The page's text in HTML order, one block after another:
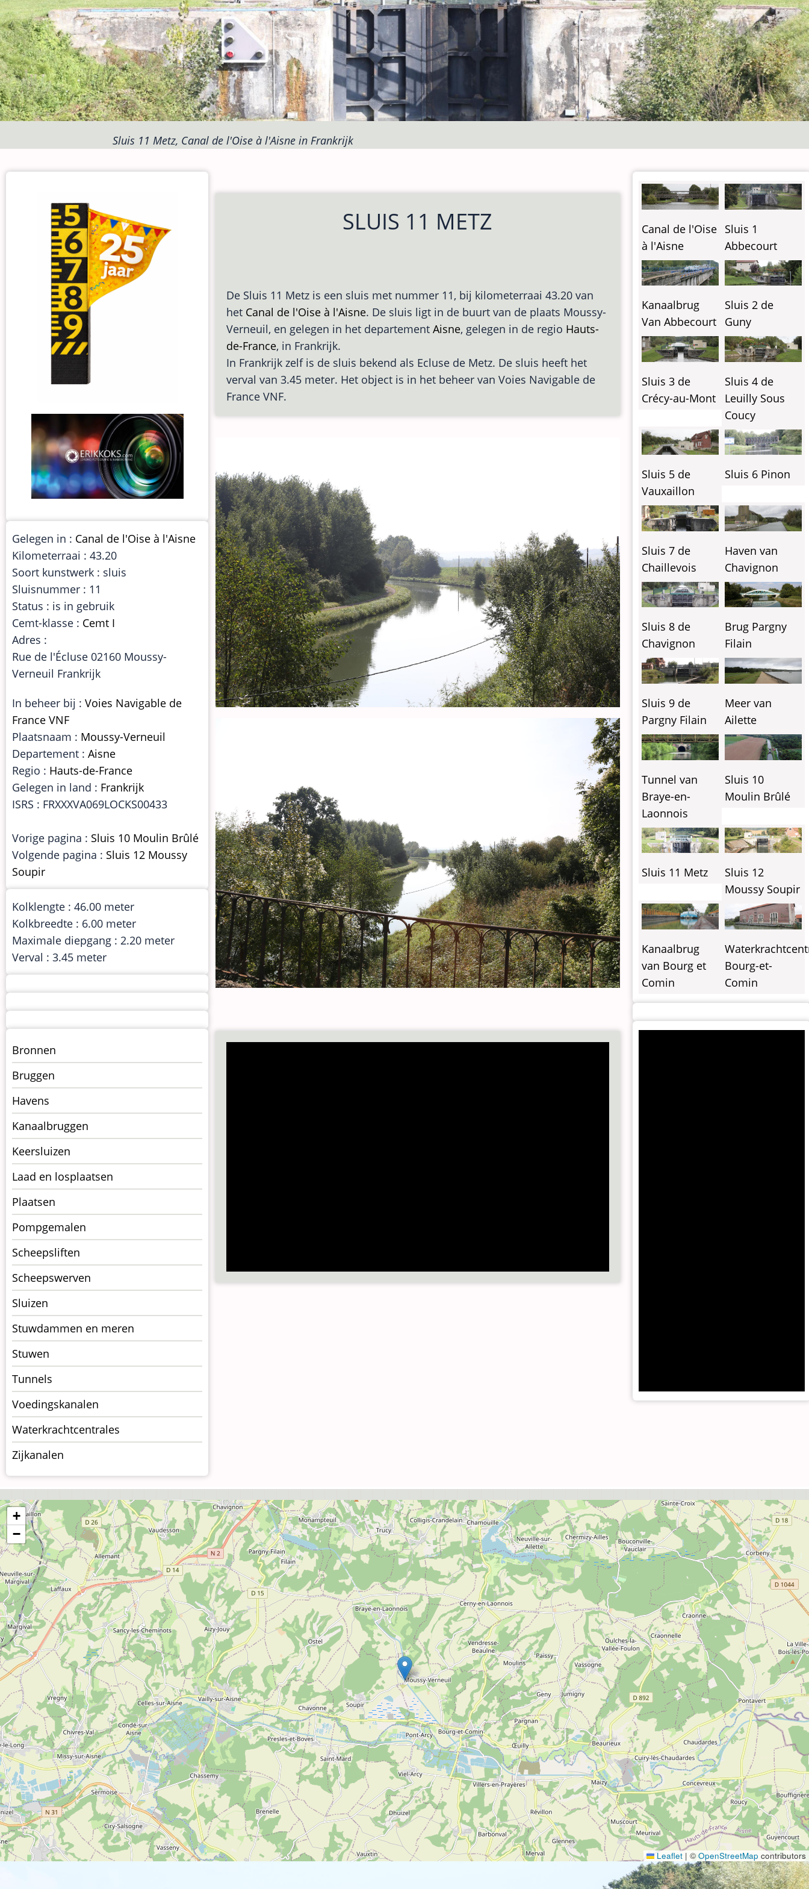
Sluis 11 Metz, Canal de l'Oise à l'Aisne in Frankrijk
SLUIS 11 METZ
De Sluis 11 Metz is een sluis met nummer 11, bij kilometerraai 43.20 van
het Canal de l'Oise à l'Aisne. De sluis ligt in de buurt van de plaats Moussy-
Verneuil, en gelegen in het departement Aisne, gelegen in de regio Hauts-
de-France, in Frankrijk.
In Frankrijk zelf is de sluis bekend als Ecluse de Metz. De sluis heeft het
verval van 3.45 meter. Het object is in het beheer van Voies Navigable de
France VNF.
Gelegen in : Canal de l'Oise à l'Aisne
Kilometerraai : 43.20
Soort kunstwerk : sluis
Sluisnummer : 11
Status : is in gebruik
Cemt-klasse : Cemt I
Adres :
Rue de l'Écluse 02160 Moussy-
Verneuil Frankrijk
In beheer bij : Voies Navigable de
France VNF
Plaatsnaam : Moussy-Verneuil
Departement : Aisne
Regio : Hauts-de-France
Gelegen in land : Frankrijk
ISRS : FRXXXVA069LOCKS00433
Vorige pagina : Sluis 10 Moulin Brûlé
Volgende pagina : Sluis 12 Moussy
Soupir
Kolklengte : 46.00 meter
Kolkbreedte : 6.00 meter
Maximale diepgang : 2.20 meter
Verval : 3.45 meter
Menu
kunstwerken
op
kunstwerkpagina
Bronnen
Bruggen
Havens
Kanaalbruggen
Keersluizen
Laad en losplaatsen
Plaatsen
Pompgemalen
Scheepsliften
Scheepswerven
Sluizen
Stuwdammen en meren
Stuwen
Tunnels
Voedingskanalen
Waterkrachtcentrales
Zijkanalen
Canal de l'Oise
à l'Aisne
Sluis 1
Abbecourt
Kanaalbrug
Van Abbecourt
Sluis 2 de
Guny
Sluis 3 de
Crécy-au-Mont
Sluis 4 de
Leuilly Sous
Coucy
Sluis 5 de
Vauxaillon
Sluis 6 Pinon
Sluis 7 de
Chaillevois
Haven van
Chavignon
Sluis 8 de
Chavignon
Brug Pargny
Filain
Sluis 9 de
Pargny Filain
Meer van
Ailette
Tunnel van
Braye-en-
Laonnois
Sluis 10
Moulin Brûlé
Sluis 11 Metz
Sluis 12
Moussy Soupir
Kanaalbrug
van Bourg et
Comin
Bourg-et-
Comin
+
−
Leaflet | © OpenStreetMap contributors